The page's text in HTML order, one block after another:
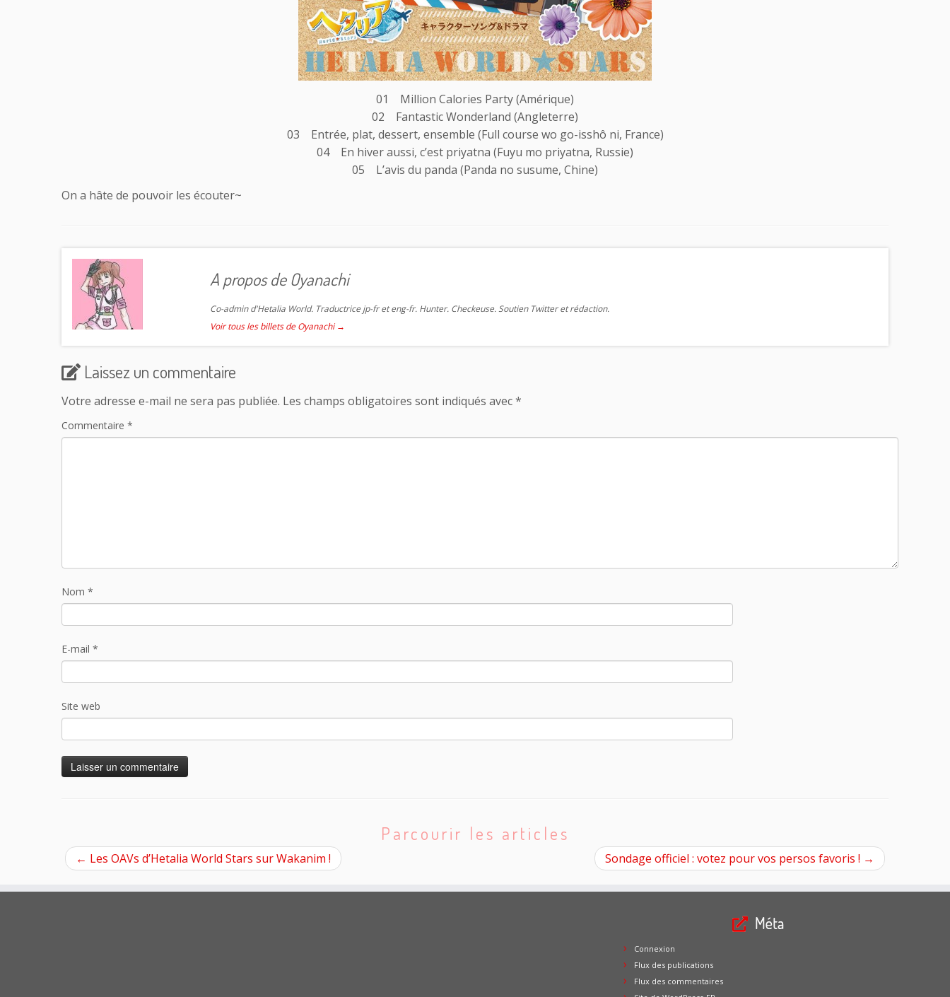
01 Million Calories Party (Amérique)
02 Fantastic Wonderland (Angleterre)
03 Entrée, plat, dessert, ensemble (Full course wo go-isshô ni, France)
04 En hiver aussi, c’est priyatna (Fuyu mo priyatna, Russie)
05 L’avis du panda (Panda no susume, Chine)
On a hâte de pouvoir les écouter~
A propos de Oyanachi
Co-admin d'Hetalia World. Traductrice jp-fr et eng-fr. Hunter. Checkeuse. Soutien Twitter et rédaction.
Voir tous les billets de Oyanachi →
Laissez un commentaire
Votre adresse e-mail ne sera pas publiée. Les champs obligatoires sont indiqués avec*
Commentaire *
Nom *
E-mail *
Site web
Parcourir les articles
← Les OAVs d’Hetalia World Stars sur Wakanim ! Sondage officiel : votez pour vos persos favoris ! →
Méta
Connexion
Flux des publications
Flux des commentaires